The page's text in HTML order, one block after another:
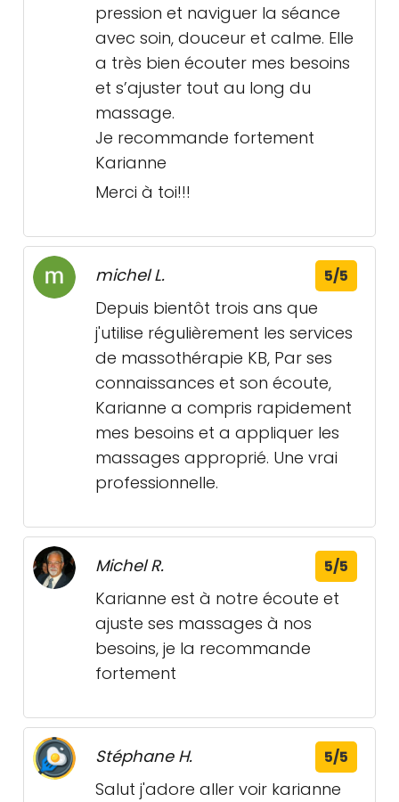
pression et naviguer la séance
avec soin, douceur et calme. Elle
a très bien écouter mes besoins
et s’ajuster tout au long du
massage.
Je recommande fortement
Karianne
Merci à toi!!!
michel L. 5/5
Depuis bientôt trois ans que
j'utilise régulièrement les services
de massothérapie KB, Par ses
connaissances et son écoute,
Karianne a compris rapidement
mes besoins et a appliquer les
massages approprié. Une vrai
professionnelle.
Michel R. 5/5
Karianne est à notre écoute et
ajuste ses massages à nos
besoins, je la recommande
fortement
Stéphane H. 5/5
Salut j'adore aller voir karianne